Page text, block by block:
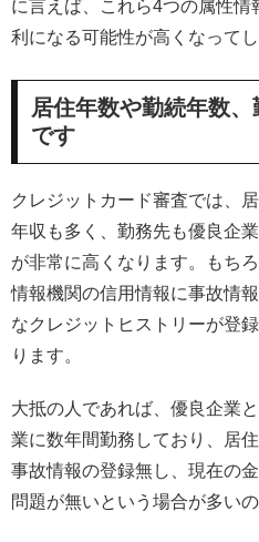
に言えば、これら4つの属性
利になる可能性が高くなってし
居住年数や勤続年数
です
クレジットカード審査では、
年収も多く、勤務先も優良企
が非常に高くなります。もち
情報機関の信用情報に事故情
なクレジットヒストリーが登
ります。
大抵の人であれば、優良企業
業に数年間勤務しており、居
事故情報の登録無し、現在の
問題が無いという場合が多い